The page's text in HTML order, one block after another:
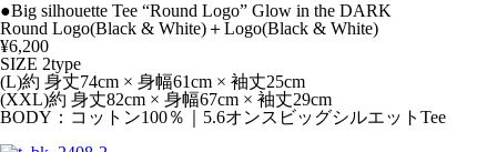
●Big silhouette Tee “Round Logo” Glow in the DARK
Round Logo(Black & White)＋Logo(Black & White)
¥6,200
SIZE 2type
(L)約 身丈74cm × 身幅61cm × 袖丈25cm
(XXL)約 身丈82cm × 身幅67cm × 袖丈29cm
BODY：コットン100％｜5.6オンスビッグシルエットTee